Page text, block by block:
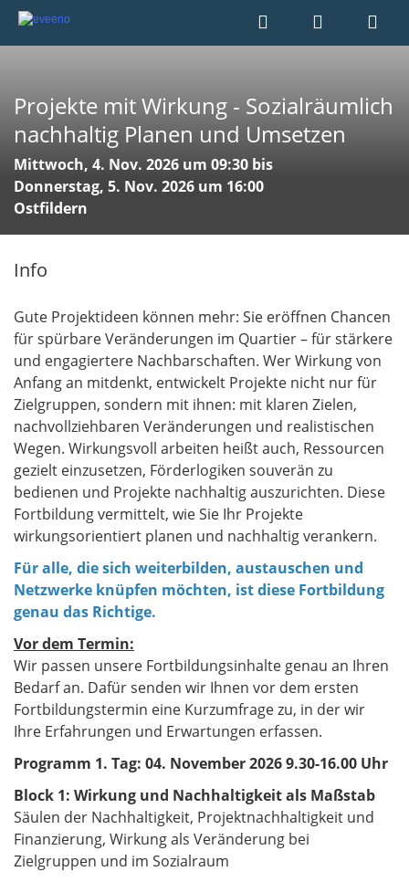
Projekte mit Wirkung - Sozialräumlich
nachhaltig Planen und Umsetzen
Mittwoch, 4. Nov. 2026 um 09:30 bis
Donnerstag, 5. Nov. 2026 um 16:00
Ostfildern
Info
Gute Projektideen können mehr: Sie eröffnen Chancen
für spürbare Veränderungen im Quartier – für stärkere
und engagiertere Nachbarschaften. Wer Wirkung von
Anfang an mitdenkt, entwickelt Projekte nicht nur für
Zielgruppen, sondern mit ihnen: mit klaren Zielen,
nachvollziehbaren Veränderungen und realistischen
Wegen. Wirkungsvoll arbeiten heißt auch, Ressourcen
gezielt einzusetzen, Förderlogiken souverän zu
bedienen und Projekte nachhaltig auszurichten. Diese
Fortbildung vermittelt, wie Sie Ihr Projekte
wirkungsorientiert planen und nachhaltig verankern.
Für alle, die sich weiterbilden, austauschen und
Netzwerke knüpfen möchten, ist diese Fortbildung
genau das Richtige.
Vor dem Termin:
Wir passen unsere Fortbildungsinhalte genau an Ihren
Bedarf an. Dafür senden wir Ihnen vor dem ersten
Fortbildungstermin eine Kurzumfrage zu, in der wir
Ihre Erfahrungen und Erwartungen erfassen.
Programm 1. Tag: 04. November 2026 9.30-16.00 Uhr
Block 1: Wirkung und Nachhaltigkeit als Maßstab
Säulen der Nachhaltigkeit, Projektnachhaltigkeit und
Finanzierung, Wirkung als Veränderung bei
Zielgruppen und im Sozialraum